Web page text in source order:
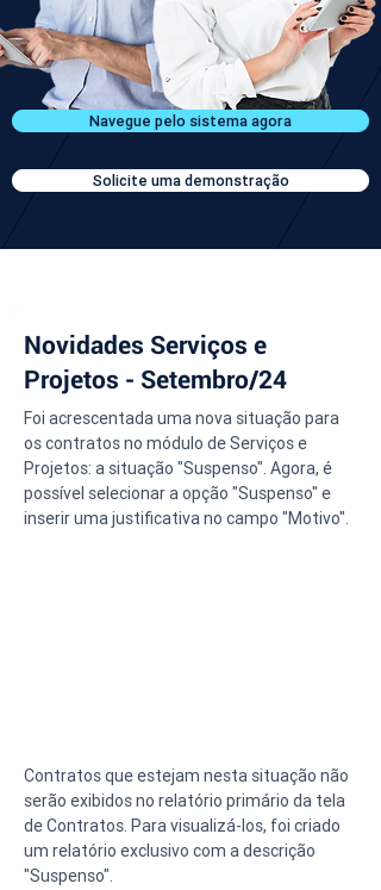
Navegue pelo sistema agora
Solicite uma demonstração
Novidades Serviços e
Projetos - Setembro/24
Foi acrescentada uma nova situação para
os contratos no módulo de Serviços e
Projetos: a situação "Suspenso". Agora, é
possível selecionar a opção "Suspenso" e
inserir uma justificativa no campo "Motivo".
Contratos que estejam nesta situação não
serão exibidos no relatório primário da tela
de Contratos. Para visualizá-los, foi criado
um relatório exclusivo com a descrição
"Suspenso".